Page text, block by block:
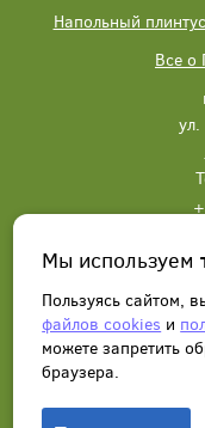
Напольный плинтус
Все о
Мы используем
Пользуясь сайтом,
файлов cookies и
можете запретить
браузера.